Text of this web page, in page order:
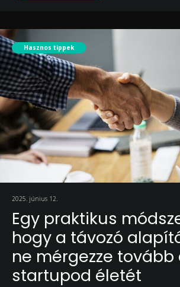
Hasznos tippek
2025. június 12.
Egy praktikus
hogy a távozó
ne mérgezze tovább
startupod életét